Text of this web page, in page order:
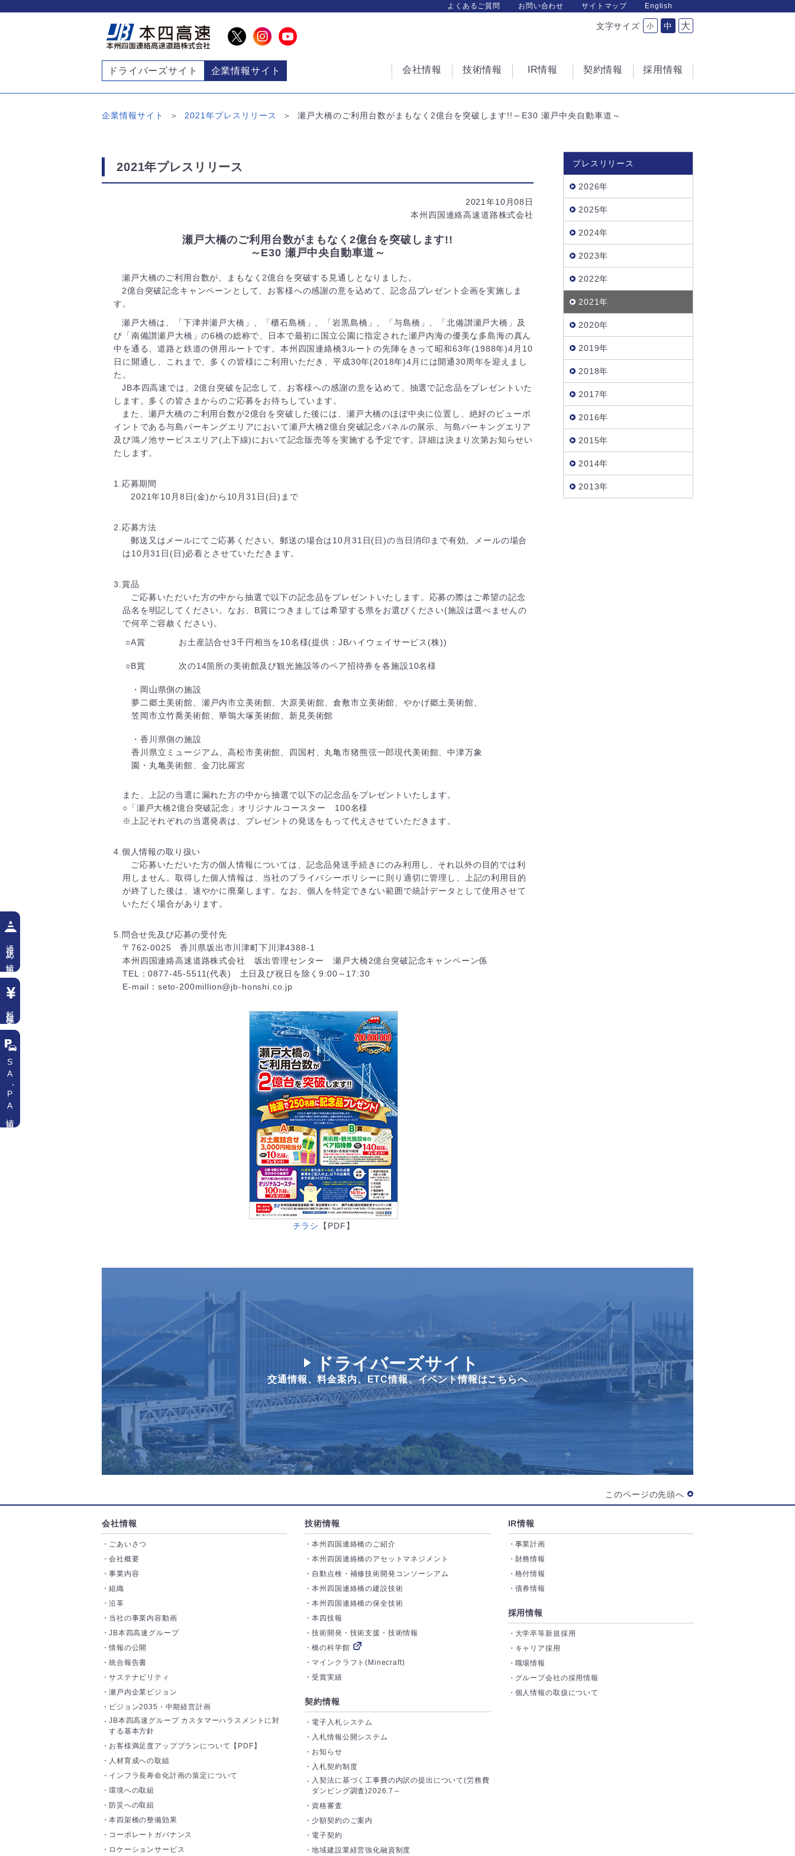
よくあるご質問 お問い合わせ サイトマップ English
ドライバーズサイト 企業情報サイト
文字サイズ 小 中 大
会社情報 技術情報 IR情報 契約情報 採用情報
企業情報サイト 2021年プレスリリース 瀬戸大橋のご利用台数がまもなく2億台を突破します!!～E30 瀬戸中央自動車道～
2021年プレスリリース
2021年10月08日
本州四国連絡高速道路株式会社
瀬戸大橋のご利用台数がまもなく2億台を突破します!!
～E30 瀬戸中央自動車道～
瀬戸大橋のご利用台数が、まもなく2億台を突破する見通しとなりました。
2億台突破記念キャンペーンとして、お客様への感謝の意を込めて、記念品プレゼント企画を実施しま
す。
瀬戸大橋は、「下津井瀬戸大橋」、「櫃石島橋」、「岩黒島橋」、「与島橋」、「北備讃瀬戸大橋」及
び「南備讃瀬戸大橋」の6橋の総称で、日本で最初に国立公園に指定された瀬戸内海の優美な多島海の真ん
中を通る、道路と鉄道の併用ルートです。本州四国連絡橋3ルートの先陣をきって昭和63年(1988年)4月10
日に開通し、これまで、多くの皆様にご利用いただき、平成30年(2018年)4月には開通30周年を迎えまし
た。
JB本四高速では、2億台突破を記念して、お客様への感謝の意を込めて、抽選で記念品をプレゼントいた
します。多くの皆さまからのご応募をお待ちしています。
また、瀬戸大橋のご利用台数が2億台を突破した後には、瀬戸大橋のほぼ中央に位置し、絶好のビューポ
イントである与島パーキングエリアにおいて瀬戸大橋2億台突破記念パネルの展示、与島パーキングエリア
及び鴻ノ池サービスエリア(上下線)において記念販売等を実施する予定です。詳細は決まり次第お知らせい
たします。
1.応募期間
2021年10月8日(金)から10月31日(日)まで
2.応募方法
郵送又はメールにてご応募ください。郵送の場合は10月31日(日)の当日消印まで有効。メールの場合
は10月31日(日)必着とさせていただきます。
3.賞品
ご応募いただいた方の中から抽選で以下の記念品をプレゼントいたします。応募の際はご希望の記念
品名を明記してください。なお、B賞につきましては希望する県をお選びください(施設は選べませんの
で何卒ご容赦ください)。
○A賞
お土産詰合せ3千円相当を10名様(提供：JBハイウェイサービス(株))
○B賞 次の14箇所の美術館及び観光施設等のペア招待券を各施設10名様
・岡山県側の施設
夢二郷土美術館、瀬戸内市立美術館、大原美術館、倉敷市立美術館、やかげ郷土美術館、
笠岡市立竹喬美術館、華鴒大塚美術館、新見美術館
・香川県側の施設
香川県立ミュージアム、高松市美術館、四国村、丸亀市猪熊弦一郎現代美術館、中津万象
園・丸亀美術館、金刀比羅宮
また、上記の当選に漏れた方の中から抽選で以下の記念品をプレゼントいたします。
○「瀬戸大橋2億台突破記念」オリジナルコースター 100名様
※上記それぞれの当選発表は、プレゼントの発送をもって代えさせていただきます。
4.個人情報の取り扱い
ご応募いただいた方の個人情報については、記念品発送手続きにのみ利用し、それ以外の目的では利
用しません。取得した個人情報は、当社のプライバシーポリシーに則り適切に管理し、上記の利用目的
が終了した後は、速やかに廃棄します。なお、個人を特定できない範囲で統計データとして使用させて
いただく場合があります。
5.問合せ先及び応募の受付先
〒762-0025 香川県坂出市川津町下川津4388-1
本州四国連絡高速道路株式会社 坂出管理センター 瀬戸大橋2億台突破記念キャンペーン係
TEL：0877-45-5511(代表) 土日及び祝日を除く9:00～17:30
E-mail：seto-200million@jb-honshi.co.jp
チラシ 【PDF】
プレスリリース
2026年
2025年
2024年
2023年
2022年
2021年
2020年
2019年
2018年
2017年
2016年
2015年
2014年
2013年
ドライバーズサイト
交通情報、料金案内、 ETC情報、イベント情報はこちらへ
このページの先頭へ
会社情報
ごあいさつ
会社概要
事業内容
組織
沿革
当社の事業内容動画
JB本四高速グループ
情報の公開
統合報告書
サステナビリティ
瀬戸内企業ビジョン
ビジョン2035・中期経営計画
JB本四高速グループ カスタマーハラスメントに対
する基本方針
お客様満足度アッププランについて【PDF】
人材育成への取組
インフラ長寿命化計画の策定について
環境への取組
防災への取組
本四架橋の整備効果
コーポレートガバナンス
ロケーションサービス
技術情報
本州四国連絡橋のご紹介
本州四国連絡橋のアセットマネジメント
自動点検・補修技術開発コンソーシアム
本州四国連絡橋の建設技術
本州四国連絡橋の保全技術
本四技報
技術開発・技術支援・技術情報
橋の科学館
マインクラフト(Minecraft)
受賞実績
契約情報
電子入札システム
入札情報公開システム
お知らせ
入札契約制度
入契法に基づく工事費の内訳の提出について(労務費
ダンピング調査)2026.7～
資格審査
少額契約のご案内
電子契約
地域建設業経営強化融資制度
IR情報
事業計画
財務情報
格付情報
債券情報
採用情報
大学卒等新規採用
キャリア採用
職場情報
グループ会社の採用情報
個人情報の取扱について
通行止め情報
料金検索
SA
・
PA情報